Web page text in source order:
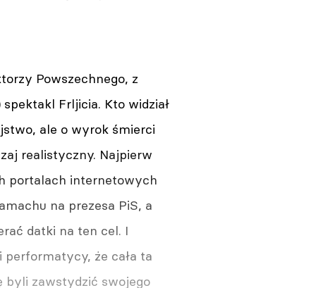
Powszechnego, z
Frljicia. Kto widział
ale o wyrok śmierci
realistyczny. Najpierw
portalach internetowych
na prezesa PiS, a
datki na ten cel. I
że cała ta
byli zawstydzić swojego